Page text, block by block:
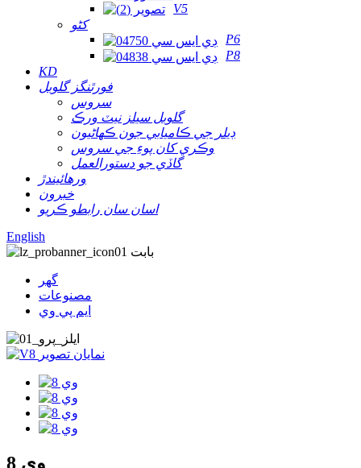
V5
کڻو
P6
P8
KD
فورٿنگز گلوبل
سروس
گلوبل سيلز نيٽ ورڪ
ڊيلر جي ڪاميابي جون ڪهاڻيون
وڪري کان پوءِ جي سروس
گاڏي جو دستورالعمل
ورهائيندڙ
خبرون
اسان سان رابطو ڪريو
English
گھر
مصنوعات
ايم پي وي
وي 8